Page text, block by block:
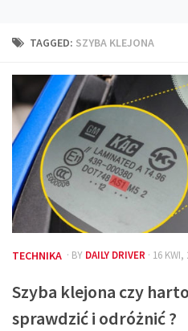
Technika jazdy
Kalkulatory
Przelicznik mocy
Auto z niemiec
Galerie
TAGGED: SZYBA KLEJONA
TECHNIKA · BY DAILY DRIVER · 16 KWI,
Szyba klejona czy
sprawdzić i odróżnić ?